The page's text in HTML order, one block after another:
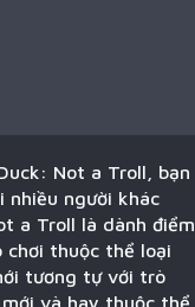
Not a Troll, bạn
nhiều người khác
a Troll là dành điểm
chơi thuộc thể loại
tương tự với trò
và hay thuộc thể